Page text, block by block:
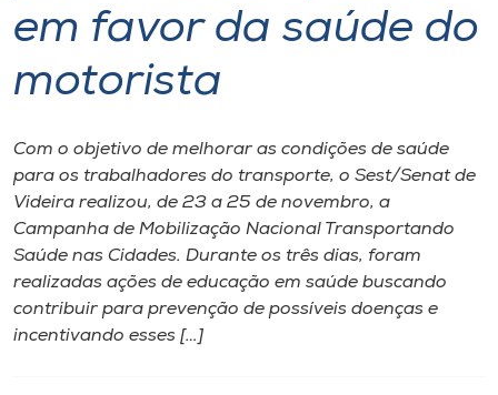
Portal de Ensino
Internacionalização
I.nova
Diplomados
em favor da saúde do
motorista
Com o objetivo de melhorar as condições de saúde
para os trabalhadores do transporte, o Sest/Senat de
Videira realizou, de 23 a 25 de novembro, a
Campanha de Mobilização Nacional Transportando
Saúde nas Cidades. Durante os três dias, foram
realizadas ações de educação em saúde buscando
contribuir para prevenção de possíveis doenças e
incentivando esses […]